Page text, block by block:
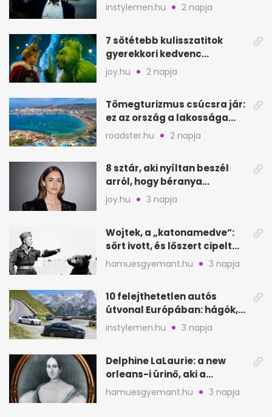
keresik
instylemen.hu 2 napja
7 sötétebb kulisszatitok
gyerekkori kedvenc
filmjeinkről a Joy szerint
joy.hu 2 napja
Tömegturizmus csúcsra jár:
ez az ország a lakossága
kétszeresét fogadja
roadster.hu 2 napja
8 sztár, aki nyíltan beszél
arról, hogy béranya
segítette a családalapítást
joy.hu 3 napja
Wojtek, a „katonamedve”:
sört ivott, és lőszert cipelt
Monte Cassinónál
hamuesgyemant.hu 3 napja
10 felejthetetlen autós
útvonal Európában: hágók,
partok, fjordok
instylemen.hu 3 napja
Delphine LaLaurie: a new
orleans-i úrinő, aki a
padláson kínzott
hamuesgyemant.hu 3 napja